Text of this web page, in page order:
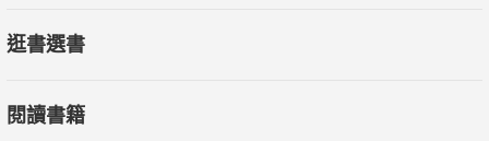
逛書選書
閱讀書籍